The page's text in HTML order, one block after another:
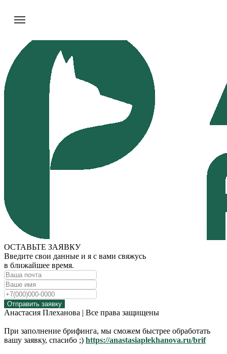
ОСТАВЬТЕ ЗАЯВКУ
Введите свои данные и я с вами свяжусь
в ближайшее время.
Отправить заявку
Анастасия Плеханова | Все права защищены
При заполнение брифинга, мы сможем быстрее обработать
вашу заявку, спасибо ;) https://anastasiaplekhanova.ru/brif